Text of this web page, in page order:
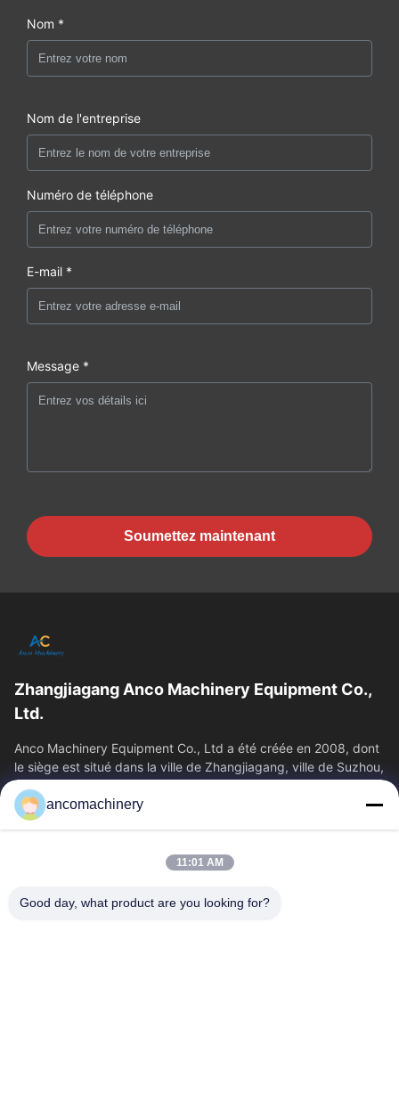
Nom *
Nom de l'entreprise
Numéro de téléphone
E-mail *
Message *
Soumettez maintenant
Zhangjiagang Anco Machinery Equipment Co.,
Ltd.
Anco Machinery Equipment Co., Ltd a été créée en 2008, dont
le siège est situé dans la ville de Zhangjiagang, ville de Suzhou,
province du Jiangsu.
Liens Rapides
A Propos De Nous
Visite D'usine
Contrôle De La Qualité
ancomachinery
11:01 AM
Good day, what product are you looking for?